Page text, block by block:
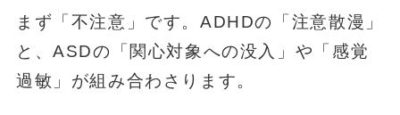
まず「不注意」です。ADHDの「注意散漫」
と、ASDの「関心対象への没入」や「感覚
過敏」が組み合わさります。